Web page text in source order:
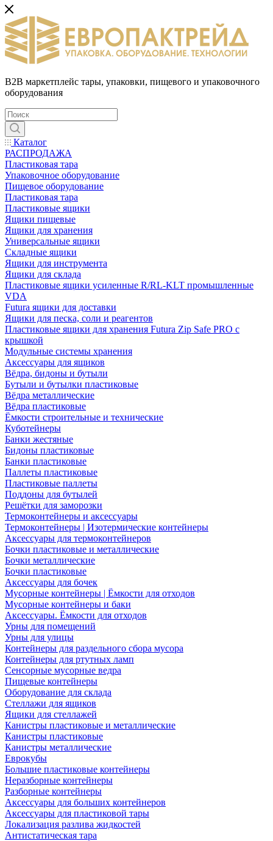
B2B маркетплейс тары, упаковки, пищевого и упаковочного
оборудования
Каталог
РАСПРОДАЖА
Пластиковая тара
Упаковочное оборудование
Пищевое оборудование
Пластиковая тара
Пластиковые ящики
Ящики пищевые
Ящики для хранения
Универсальные ящики
Складные ящики
Ящики для инструмента
Ящики для склада
Пластиковые ящики усиленные R/RL-KLT промышленные
VDA
Futura ящики для доставки
Ящики для песка, соли и реагентов
Пластиковые ящики для хранения Futura Zip Safe PRO с
крышкой
Модульные системы хранения
Аксессуары для ящиков
Вёдра, бидоны и бутыли
Бутыли и бутылки пластиковые
Вёдра металлические
Вёдра пластиковые
Ёмкости строительные и технические
Куботейнеры
Банки жестяные
Бидоны пластиковые
Банки пластиковые
Паллеты пластиковые
Пластиковые паллеты
Поддоны для бутылей
Решётки для заморозки
Термоконтейнеры и аксессуары
Термоконтейнеры | Изотермические контейнеры
Аксессуары для термоконтейнеров
Бочки пластиковые и металлические
Бочки металлические
Бочки пластиковые
Аксессуары для бочек
Мусорные контейнеры | Ёмкости для отходов
Мусорные контейнеры и баки
Аксессуары. Ёмкости для отходов
Урны для помещений
Урны для улицы
Контейнеры для раздельного сбора мусора
Контейнеры для ртутных ламп
Сенсорные мусорные ведра
Пищевые контейнеры
Оборудование для склада
Стеллажи для ящиков
Ящики для стеллажей
Канистры пластиковые и металлические
Канистры пластиковые
Канистры металлические
Еврокубы
Большие пластиковые контейнеры
Неразборные контейнеры
Разборные контейнеры
Аксессуары для больших контейнеров
Аксессуары для пластиковой тары
Локализация разлива жидкостей
Антистатическая тара